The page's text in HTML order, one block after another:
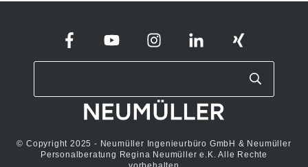
© Copyright 2025 - Neumüller Ingenieurbüro GmbH & Neumüller
Personalberatung Regina Neumüller e.K. Alle Rechte